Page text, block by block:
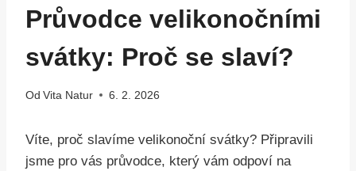
Průvodce velikonočními
svátky: Proč se slaví?
Od Vita Natur 6. 2. 2026
Víte, proč slavíme velikonoční svátky? Připravili
jsme pro vás průvodce, který vám odpoví na